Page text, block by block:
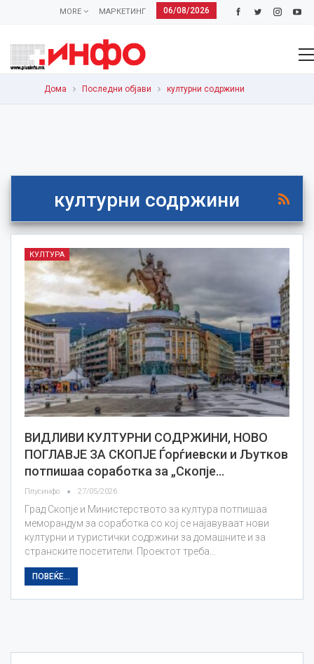
06/08/2026
МАРКЕТИНГ
MORE
Дома Последни објави културни содржини
културни содржини
КУЛТУРА
ВИДЛИВИ КУЛТУРНИ СОДРЖИНИ, НОВО
ПОГЛАВЈЕ ЗА СКОПЈЕ Ѓорѓиевски и Љутков
потпишаа соработка за „Скопје…
Плусинфо 27/05/2026
Град Скопје и Министерството за култура потпишаа
меморандум за соработка со кој се најавуваат нови
културни и туристички содржини за домашните и за
странските посетители. Проектот треба…
ПОВЕЌЕ...